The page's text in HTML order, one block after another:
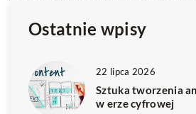
Ostatnie wpisy
22 lipca 2026
Sztuka tworzenia
w erze cyfrowej